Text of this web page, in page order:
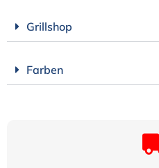
Grillshop
Farben